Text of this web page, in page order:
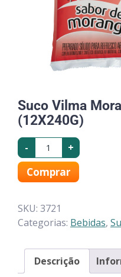
Suco Vilma
(12X240G)
- +
Comprar
SKU: 3721
Categorias: Bebidas,
Descrição